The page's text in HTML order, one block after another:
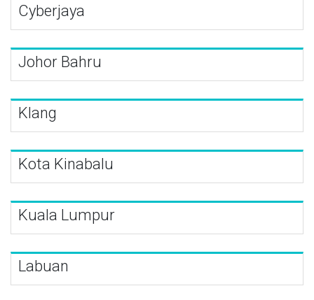
Cyberjaya
Johor Bahru
Klang
Kota Kinabalu
Kuala Lumpur
Labuan